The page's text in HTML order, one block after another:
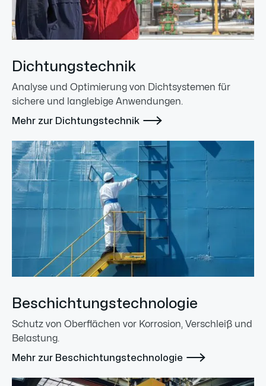
Dichtungstechnik
Analyse und Optimierung von Dichtsystemen für
sichere und langlebige Anwendungen.
Mehr zur Dichtungstechnik 
Beschichtungstechnologie
Schutz von Oberflächen vor Korrosion, Verschleiß und
Belastung.
Mehr zur Beschichtungstechnologie 